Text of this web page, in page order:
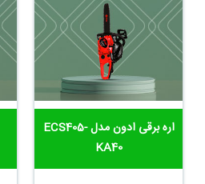
اره برقی ادون مدل ECS405-
KA40